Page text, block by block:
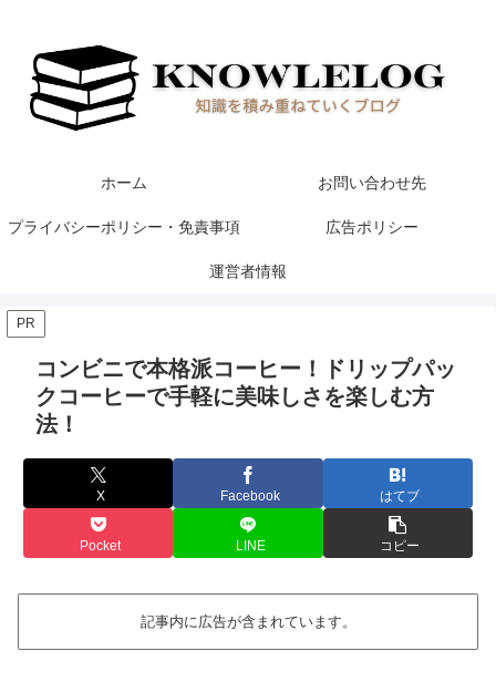
ホーム お問い合わせ先
プライバシーポリシー・免責事項 広告ポリシー
運営者情報
PR
コンビニで本格派コーヒー！ドリップパッ
クコーヒーで手軽に美味しさを楽しむ方
法！
X Facebook はてブ
Pocket LINE コピー
記事内に広告が含まれています。